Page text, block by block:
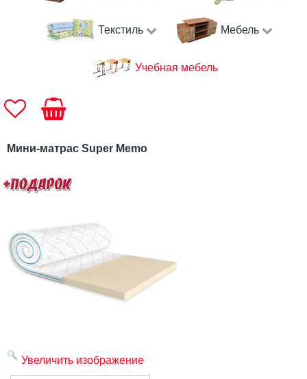
Текстиль Мебель
Учебная мебель
Мини-матрас Super Memo
Увеличить изображение